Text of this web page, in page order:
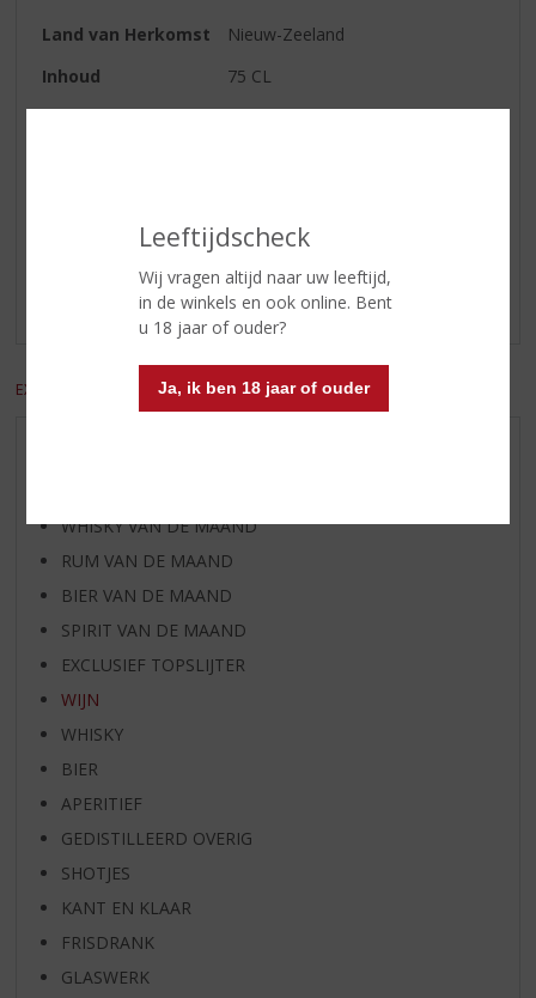
Leeftijdscheck
Wij vragen altijd naar uw leeftijd,
in de winkels en ook online. Bent
u 18 jaar of ouder?
Ja, ik ben 18 jaar of ouder
Land van Herkomst
Nieuw-Zeeland
Inhoud
75 CL
Reviews
Er zijn nog geen reviews geplaatst voor dit product
EXCL. BTW INCL. BTW
WHISKY VAN DE MAAND
RUM VAN DE MAAND
BIER VAN DE MAAND
SPIRIT VAN DE MAAND
EXCLUSIEF TOPSLIJTER
WIJN
WHISKY
BIER
APERITIEF
GEDISTILLEERD OVERIG
SHOTJES
KANT EN KLAAR
FRISDRANK
GLASWERK